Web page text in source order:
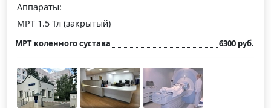
Аппараты:
МРТ 1.5 Тл (закрытый)
МРТ коленного сустава 6300 руб.